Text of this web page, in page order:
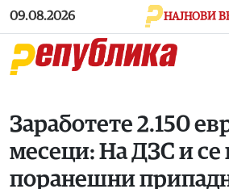
Skip to main content
09.08.2026 НАЈНОВИ
Заработете 2.150
месеци: На ДЗС и се
поранешни